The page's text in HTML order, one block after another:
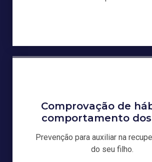
Comprovação de
comportamento
Prevenção para auxiliar na
do seu filho.